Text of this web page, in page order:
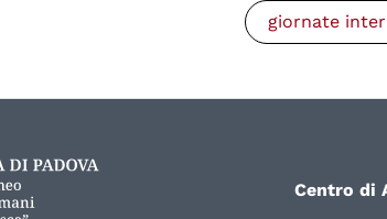
giornate
Centro di